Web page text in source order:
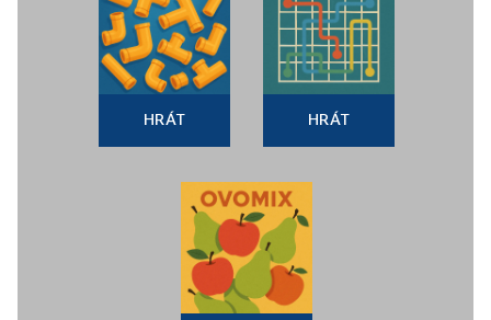
HRÁT HRÁT